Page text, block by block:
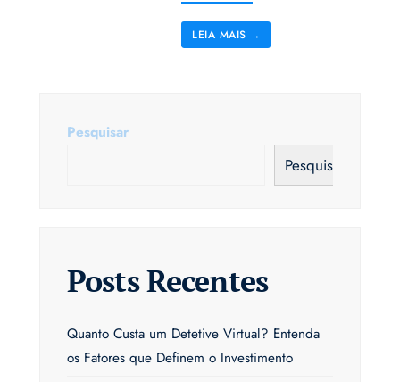
LEIA MAIS →
Pesquisar
Pesquisar
Posts Recentes
Quanto Custa um Detetive Virtual? Entenda
os Fatores que Definem o Investimento